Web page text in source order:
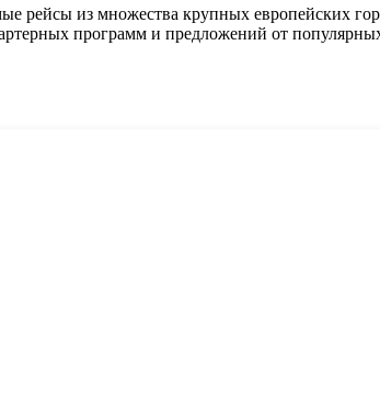
рейсы из множества крупных европейских
программ и предложений от